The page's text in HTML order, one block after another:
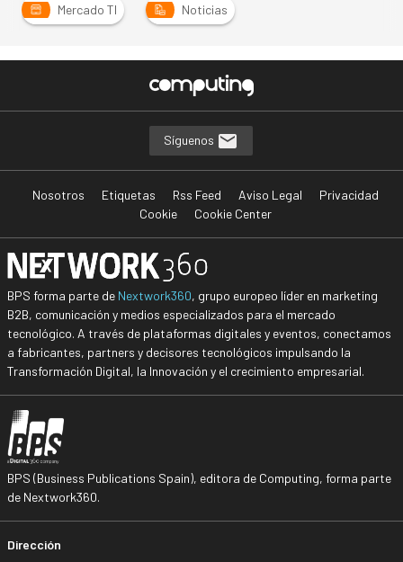
Mercado TI Noticias
Síguenos
Nosotros Etiquetas Rss Feed Aviso Legal
Privacidad
Cookie
Cookie Center
BPS forma parte de Nextwork360, grupo europeo líder en marketing
B2B, comunicación y medios especializados para el mercado
tecnológico. A través de plataformas digitales y eventos, conectamos
a fabricantes, partners y decisores tecnológicos impulsando la
Transformación Digital, la Innovación y el crecimiento empresarial.
BPS (Business Publications Spain), editora de Computing, forma parte
de Nextwork360.
Dirección